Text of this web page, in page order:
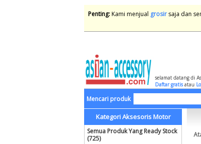
Penting:Kami menjual grosir saja dan
selamat datang di
Daftar gratisatau
Mencari produk
Kategori Aksesoris Motor
Semua Produk Yang Ready Stock
(725)